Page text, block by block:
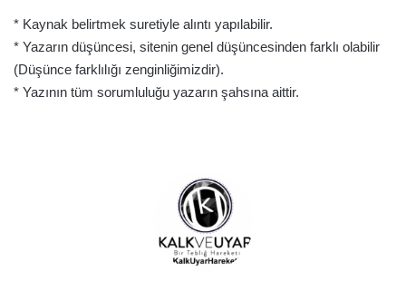
* Kaynak belirtmek suretiyle alıntı yapılabilir.
* Yazarın düşüncesi, sitenin genel düşüncesinden farklı olabilir
(Düşünce farklılığı zenginliğimizdir).
* Yazının tüm sorumluluğu yazarın şahsına aittir.